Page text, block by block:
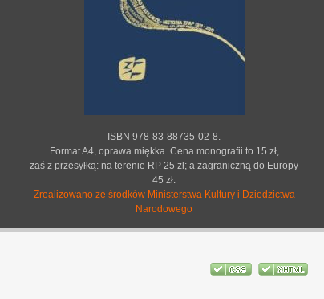
ISBN 978-83-88735-02-8.
Format A4, oprawa miękka. Cena monografii to 15 zł,
zaś z przesyłką: na terenie RP 25 zł; a zagraniczną do Europy
45 zł.
Zrealizowano ze środków Ministerstwa Kultury i Dziedzictwa
Narodowego